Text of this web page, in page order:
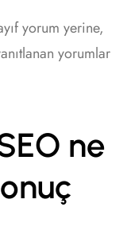
yorum yerine,
yorumlar
ne